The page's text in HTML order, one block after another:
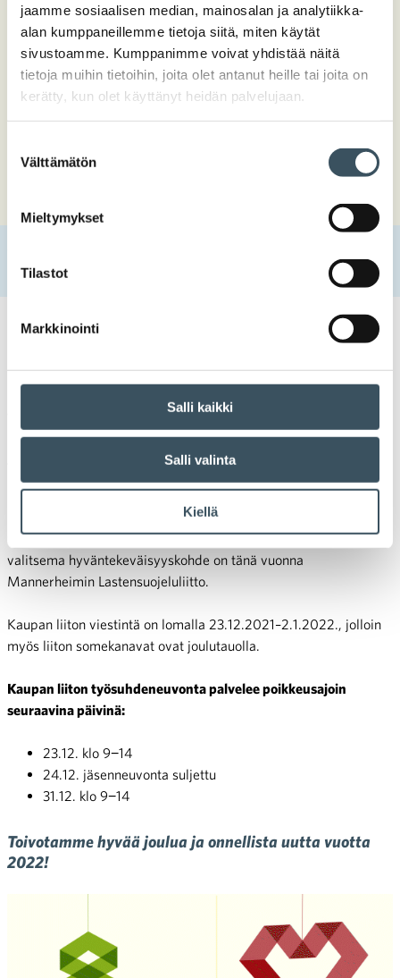
jaamme sosiaalisen median, mainosalan ja analytiikka-
alan kumppaneillemme tietoja siitä, miten käytät
sivustoamme. Kumppanimme voivat yhdistää näitä
tietoja muihin tietoihin, joita olet antanut heille tai joita on
kerätty, kun olet käyttänyt heidän palvelujaan.
valinta
Välttämätön
Mieltymykset
Tilastot
Markkinointi
Salli kaikki
Salli valinta
Kiellä
Hyvää joulua ja onnellista uutta vuotta 2022!
Hyvää joulua ja onnellista uutta
vuotta 2022!
Joulun ja uudenvuoden aikaan mm. jäsenneuvonta palvelee
poikkeusajoin.
Kuten aiempina vuosina Kaupan liitto lahjoittaa tänäkin jouluna
varoja hyväntekeväisyyteen. Henkilöstön äänestyksessään
valitsema hyväntekeväisyyskohde on tänä vuonna
Mannerheimin Lastensuojeluliitto.
Kaupan liiton viestintä on lomalla 23.12.2021–2.1.2022., jolloin
myös liiton somekanavat ovat joulutauolla.
Kaupan liiton työsuhdeneuvonta palvelee poikkeusajoin
seuraavina päivinä:
23.12. klo 9−14
24.12. jäsenneuvonta suljettu
31.12. klo 9−14
Toivotamme hyvää joulua ja onnellista uutta vuotta
2022!